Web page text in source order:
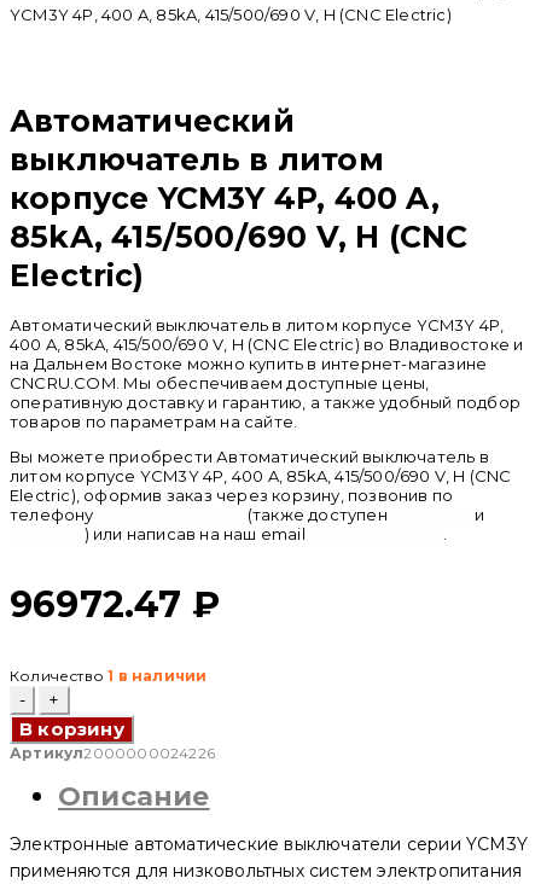
YCM3Y 4P, 400 A, 85kA, 415/500/690 V, H (CNC Electric)
Автоматический
выключатель в литом
корпусе YCM3Y 4P, 400 A,
85kA, 415/500/690 V, H (CNC
Electric)
Автоматический выключатель в литом корпусе YCM3Y 4P,
400 A, 85kA, 415/500/690 V, H (CNC Electric) во Владивостоке и
на Дальнем Востоке можно купить в интернет-магазине
CNCRU.COM. Мы обеспечиваем доступные цены,
оперативную доставку и гарантию, а также удобный подбор
товаров по параметрам на сайте.
Вы можете приобрести Автоматический выключатель в
литом корпусе YCM3Y 4P, 400 A, 85kA, 415/500/690 V, H (CNC
Electric), оформив заказ через корзину, позвонив по
телефону
(также доступен
и
) или написав на наш email
96972.47 ₽
Количество 1 в наличии
Количество
товара
Автоматический
выключатель
литом
корпусе
4P,
400
В корзину
Артикул2000000024226
Описание
Электронные автоматические выключатели серии YCM3Y
применяются для низковольтных систем электропитания